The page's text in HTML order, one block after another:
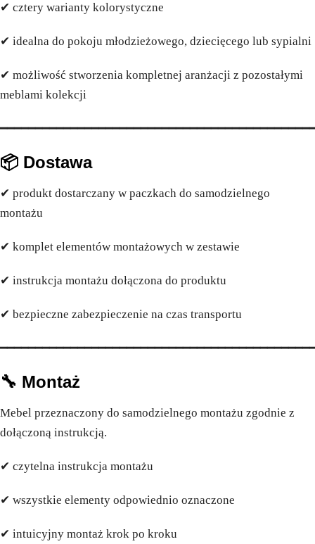
✔ cztery warianty kolorystyczne
✔ idealna do pokoju młodzieżowego, dziecięcego lub sypialni
✔ możliwość stworzenia kompletnej aranżacji z pozostałymi
meblami kolekcji
📦 Dostawa
✔ produkt dostarczany w paczkach do samodzielnego
montażu
✔ komplet elementów montażowych w zestawie
✔ instrukcja montażu dołączona do produktu
✔ bezpieczne zabezpieczenie na czas transportu
🔧 Montaż
Mebel przeznaczony do samodzielnego montażu zgodnie z
dołączoną instrukcją.
✔ czytelna instrukcja montażu
✔ wszystkie elementy odpowiednio oznaczone
✔ intuicyjny montaż krok po kroku